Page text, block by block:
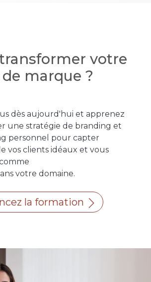
votre
marque ?
dès aujourd'hui et apprenez
une stratégie de branding et
personnel pour capter
vos clients idéaux et vous
votre domaine.
la formation